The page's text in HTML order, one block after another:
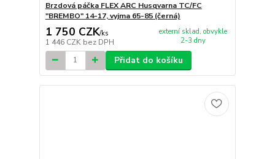
Brzdová páčka FLEX ARC Husqvarna TC/FC
"BREMBO" 14-17, vyjma 65-85 (černá)
1 750 CZK/ks
1 446 CZK bez DPH
externí sklad, obvykle
2-3 dny
Přidat do košíku